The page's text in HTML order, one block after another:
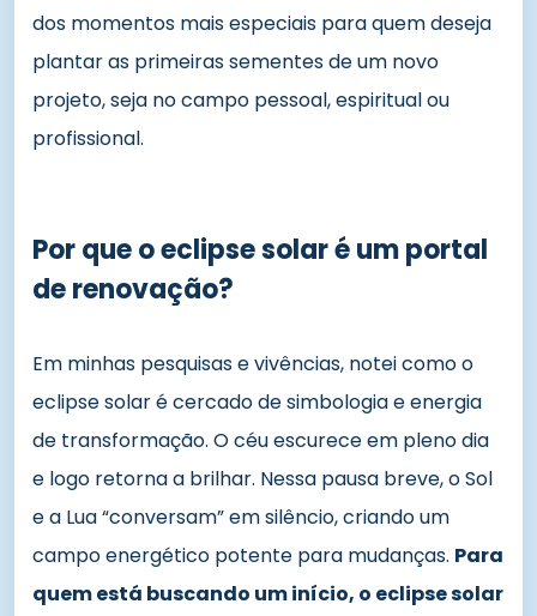
dos momentos mais especiais para quem deseja
plantar as primeiras sementes de um novo
projeto, seja no campo pessoal, espiritual ou
profissional.
Por que o eclipse solar é um portal
de renovação?
Em minhas pesquisas e vivências, notei como o
eclipse solar é cercado de simbologia e energia
de transformação. O céu escurece em pleno dia
e logo retorna a brilhar. Nessa pausa breve, o Sol
e a Lua “conversam” em silêncio, criando um
campo energético potente para mudanças. Para
quem está buscando um início, o eclipse solar